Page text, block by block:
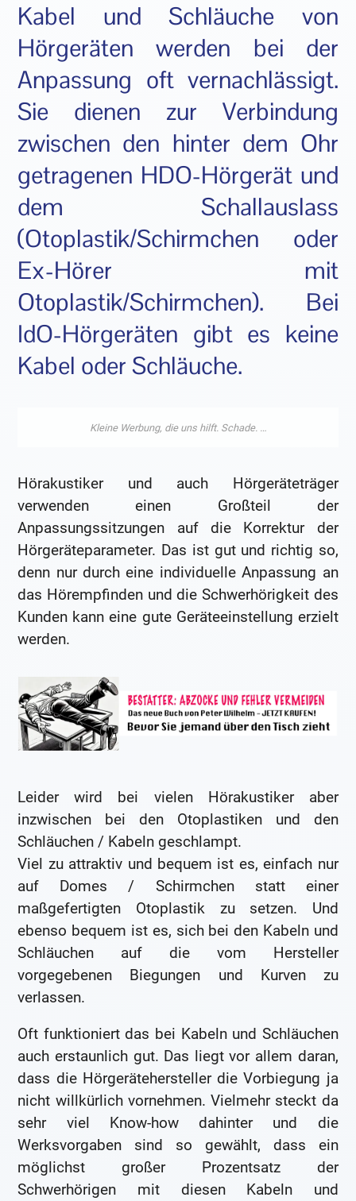
Kabel und Schläuche von
Hörgeräten werden bei der
Anpassung oft vernachlässigt.
Sie dienen zur Verbindung
zwischen den hinter dem Ohr
getragenen HDO-Hörgerät und
dem Schallauslass
(Otoplastik/Schirmchen oder
Ex-Hörer mit
Otoplastik/Schirmchen). Bei
IdO-Hörgeräten gibt es keine
Kabel oder Schläuche.
Hörakustiker und auch Hörgeräteträger
verwenden einen Großteil der
Anpassungssitzungen auf die Korrektur der
Hörgeräteparameter. Das ist gut und richtig so,
denn nur durch eine individuelle Anpassung an
das Hörempfinden und die Schwerhörigkeit des
Kunden kann eine gute Geräteeinstellung erzielt
werden.
Leider wird bei vielen Hörakustiker aber
inzwischen bei den Otoplastiken und den
Schläuchen / Kabeln geschlampt.
Viel zu attraktiv und bequem ist es, einfach nur
auf Domes / Schirmchen statt einer
maßgefertigten Otoplastik zu setzen. Und
ebenso bequem ist es, sich bei den Kabeln und
Schläuchen auf die vom Hersteller
vorgegebenen Biegungen und Kurven zu
verlassen.
Oft funktioniert das bei Kabeln und Schläuchen
auch erstaunlich gut. Das liegt vor allem daran,
dass die Hörgerätehersteller die Vorbiegung ja
nicht willkürlich vornehmen. Vielmehr steckt da
sehr viel Know-how dahinter und die
Werksvorgaben sind so gewählt, dass ein
möglichst großer Prozentsatz der
Schwerhörigen mit diesen Kabeln und